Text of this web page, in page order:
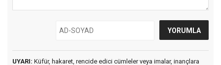
UYARI: Küfür, hakaret, rencide edici cümleler veya imalar, inançlara